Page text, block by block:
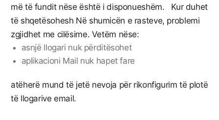
më të fundit nëse është i disponueshëm. Kur duhet
të shqetësohesh Në shumicën e rasteve, problemi
zgjidhet me cilësime. Vetëm nëse:
asnjë llogari nuk përditësohet
aplikacioni Mail nuk hapet fare
atëherë mund të jetë nevoja për rikonfigurim të plotë
të llogarive email.